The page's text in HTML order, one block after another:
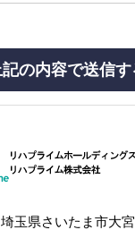
玉県さいたま市大